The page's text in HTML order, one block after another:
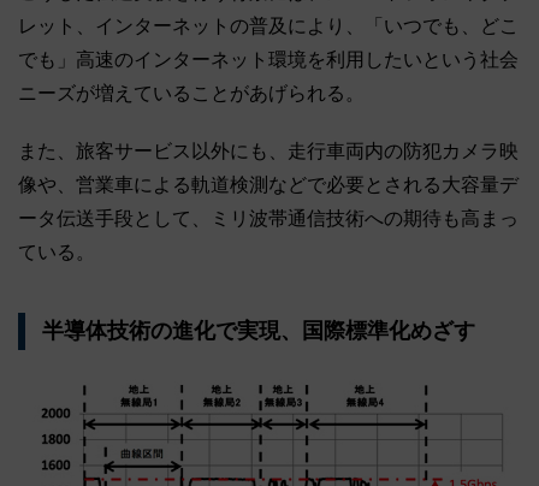
レット、インターネットの普及により、「いつでも、どこ
でも」高速のインターネット環境を利用したいという社会
ニーズが増えていることがあげられる。
また、旅客サービス以外にも、走行車両内の防犯カメラ映
像や、営業車による軌道検測などで必要とされる大容量デ
ータ伝送手段として、ミリ波帯通信技術への期待も高まっ
ている。
半導体技術の進化で実現、国際標準化めざす